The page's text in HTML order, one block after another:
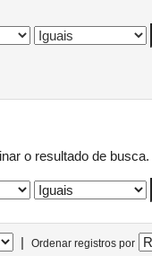
o resultado de busca.
| Ordenar registros por